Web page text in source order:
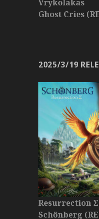
Vrykolakas
Ghost Cries
2025/3/19
Resurrection Σ
Schönberg